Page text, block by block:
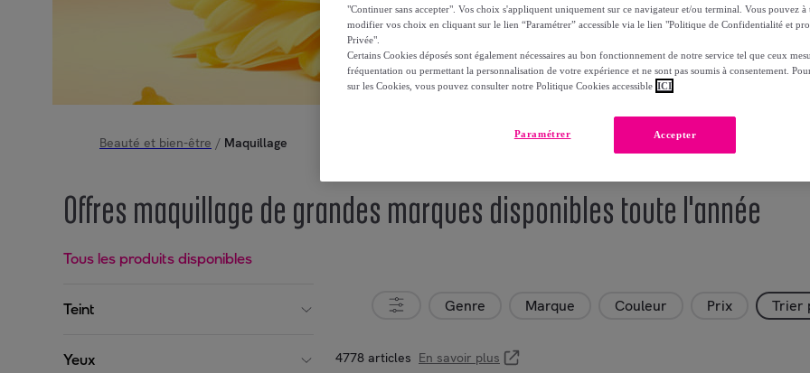
Beauté et bien-être / Maquillage
Offres maquillage de grandes marques disponibles toute l'année
Tous les produits disponibles
Teint
Yeux
Genre Marque Couleur Prix Trier
4778 articles En savoir plus
"Continuer sans accepter". Vos choix s'appliquent uniquement sur ce navigateur et/ou terminal. Vous pouvez
modifier vos choix en cliquant sur le lien “Paramétrer” accessible via le lien "Politique de Confidentialité et
Privée".
Certains Cookies déposés sont également nécessaires au bon fonctionnement de notre service tel que ceux
fréquentation ou permettant la personnalisation de votre expérience et ne sont pas soumis à consentement.
sur les Cookies, vous pouvez consulter notre Politique Cookies accessible ICI
Accepter
Paramétrer